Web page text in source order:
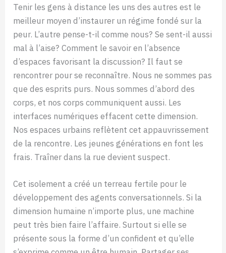
Tenir les gens à distance les uns des autres est le
meilleur moyen d’instaurer un régime fondé sur la
peur. L’autre pense-t-il comme nous? Se sent-il aussi
mal à l’aise? Comment le savoir en l’absence
d’espaces favorisant la discussion? Il faut se
rencontrer pour se reconnaître. Nous ne sommes pas
que des esprits purs. Nous sommes d’abord des
corps, et nos corps communiquent aussi. Les
interfaces numériques effacent cette dimension.
Nos espaces urbains reflètent cet appauvrissement
de la rencontre. Les jeunes générations en font les
frais. Traîner dans la rue devient suspect.
Cet isolement a créé un terreau fertile pour le
développement des agents conversationnels. Si la
dimension humaine n’importe plus, une machine
peut très bien faire l’affaire. Surtout si elle se
présente sous la forme d’un confident et qu’elle